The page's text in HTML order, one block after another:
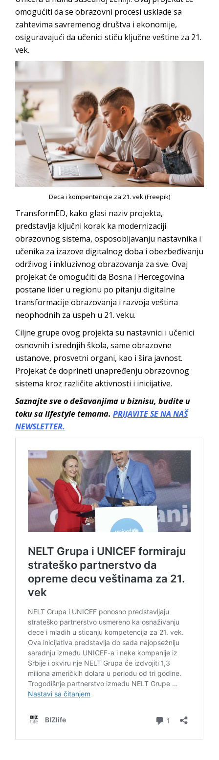
omogućiti da se obrazovni procesi usklade sa
zahtevima savremenog društva i ekonomije,
osiguravajući da učenici stiču ključne veštine za 21.
vek.
Deca i kompentencije za 21. vek (Freepik)
TransformED, kako glasi naziv projekta,
predstavlja ključni korak ka modernizaciji
obrazovnog sistema, osposobljavanju nastavnika i
učenika za izazove digitalnog doba i obezbeđivanju
održivog i inkluzivnog obrazovanja za sve. Ovaj
projekat će omogućiti da Bosna i Hercegovina
postane lider u regionu po pitanju digitalne
transformacije obrazovanja i razvoja veština
neophodnih za uspeh u 21. veku.
Ciljne grupe ovog projekta su nastavnici i učenici
osnovnih i srednjih škola, same obrazovne
ustanove, prosvetni organi, kao i šira javnost.
Projekat će doprineti unapređenju obrazovnog
sistema kroz različite aktivnosti i inicijative.
Saznajte sve o dešavanjima u biznisu, budite u
toku sa lifestyle temama.PRIJAVITE SE NA NAŠ
NEWSLETTER.